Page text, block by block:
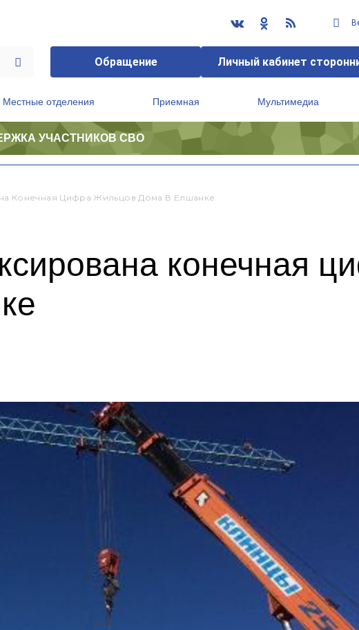
Обращение Личный кабинет
Местные отделения Приемная Мультимедиа
УЧАСТНИКОВ СВО
Конечная Цифра Жильцов Дома В Елшанке
конечная